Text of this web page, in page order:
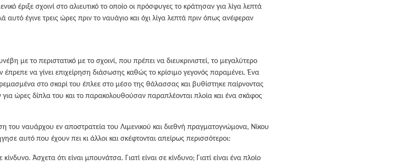
έριξε σχοινί στο αλιευτικό το οποίο οι πρόσφυγες το κράτησαν για λίγα λεπτά
αυτό έγινε τρεις ώρες πριν το ναυάγιο και όχι λίγα λεπτά πριν όπως ανέφεραν
με το περιστατικό με το σχοινί, που πρέπει να διευκρινιστεί, το μεγαλύτερο
έπρεπε να γίνει επιχείρηση διάσωσης καθώς το κρίσιμο γεγονός παραμένει. Ένα
στο σκαρί του έπλεε στο μέσο της θάλασσας και βυθίστηκε παίρνοντας
ώρες δίπλα του και το παρακολουθούσαν παραπλέονται πλοία και ένα σκάφος
του ναυάρχου εν αποστρατεία του Λιμενικού και διεθνή πραγματογνώμονα, Νίκου
αυτό που έχουν πει κι άλλοι και σκέφτονται απείρως περισσότεροι:
Άσχετα ότι είναι μπουνάτσα. Γιατί είναι σε κίνδυνο; Γιατί είναι ένα πλοίο